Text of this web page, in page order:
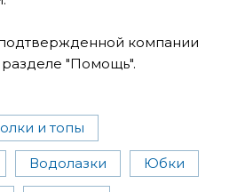
компании
"Помощь".
и топы
Водолазки Юбки